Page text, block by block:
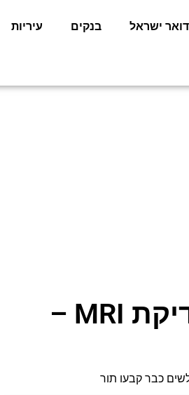
דואר ישראל בנקים עיריות
זימון תור בית חולים מאיר לבדיקת MRI –